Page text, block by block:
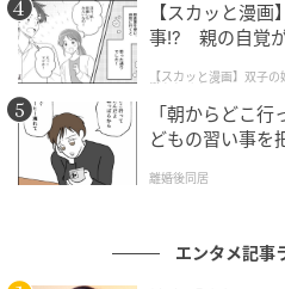
同じ歴の芸人と話すよりも、
との方が面白い話を聞ける
『竜宮城』のような感
【スカッと漫
事!? 親の自覚が
【スカッと漫画】双子
懲らしめた話
「朝からどこ
どもの習い事を
離婚後同居
エンタメ記事